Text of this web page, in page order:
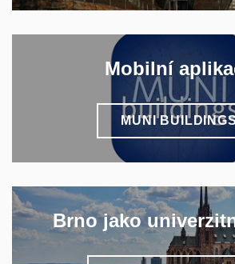
Mobilní
MUNI
Brno jako